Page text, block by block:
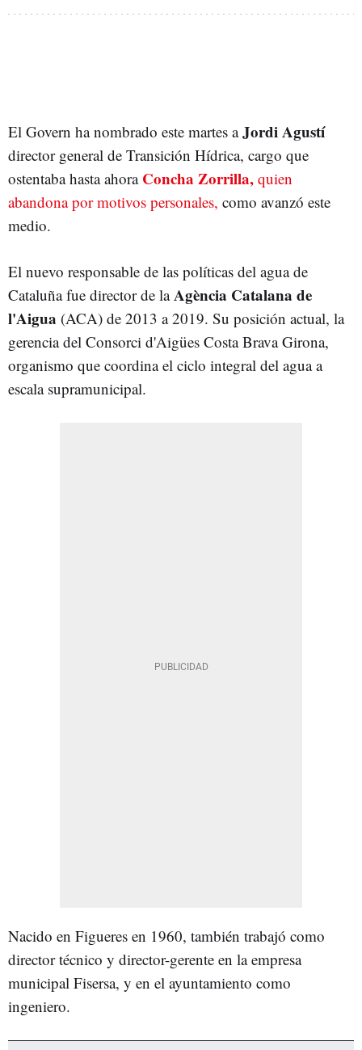
El Govern ha nombrado este martes aJordi Agustí
director general de Transición Hídrica, cargo que
ostentaba hasta ahora Concha Zorrilla, quien
abandona por motivos personales, como avanzó este
medio.
El nuevo responsable de las políticas del agua de
Cataluña fue director de laAgència Catalana de
l'Aigua (ACA) de 2013 a 2019. Su posición actual, la
gerencia del Consorci d'Aigües Costa Brava Girona,
organismo que coordina el ciclo integral del agua a
escala supramunicipal.
Nacido en Figueres en 1960, también trabajó como
director técnico y director-gerente en la empresa
municipal Fisersa, y en el ayuntamiento como
ingeniero.